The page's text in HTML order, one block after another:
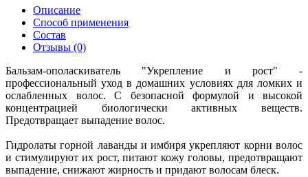
Описание
Способ применения
Состав
Отзывы (0)
Бальзам-ополаскиватель "Укрепление и рост" -
профессиональный уход в домашних условиях для ломких и
ослабленных волос. С безопасной формулой и высокой
концентрацией биологически активных веществ.
Предотвращает выпадение волос.
Гидролаты горной лаванды и имбиря укрепляют корни волос
и стимулируют их рост, питают кожу головы, предотвращают
выпадение, снижают жирность и придают волосам блеск.